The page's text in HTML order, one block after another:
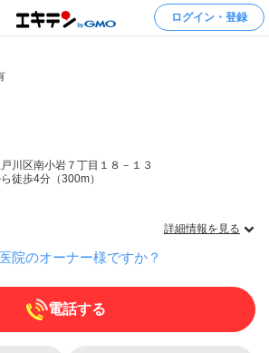
ログイン・登録
川区南小岩７丁目１８－１３
徒歩4分（300m）
詳細情報を見る
院のオーナー様ですか？
電話する